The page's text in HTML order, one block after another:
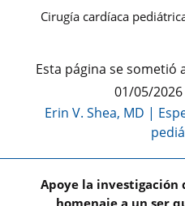
Cirugía cardíaca
Esta página se sometió
01/05/
Erin V. Shea, MD |
Apoye la investigación
homenaje a un ser